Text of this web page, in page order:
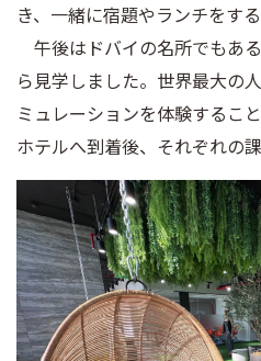
き、一緒に宿題やランチをす
午後はドバイの名所でもあ
ら見学しました。世界最大の
ミュレーションを体験するこ
ホテルへ到着後、それぞれの